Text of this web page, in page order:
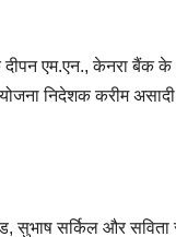
दीपन एम.एन., केनरा बैंक
निदेशक करीम असादी,
सर्किल और सविता